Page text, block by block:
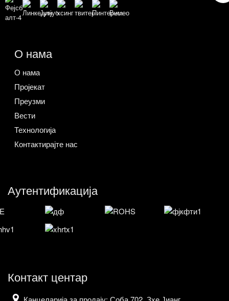
О нама
О нама
Пројекат
Преузми
Вести
Технологија
Контактирајте нас
Аутентификација
Контакт центар